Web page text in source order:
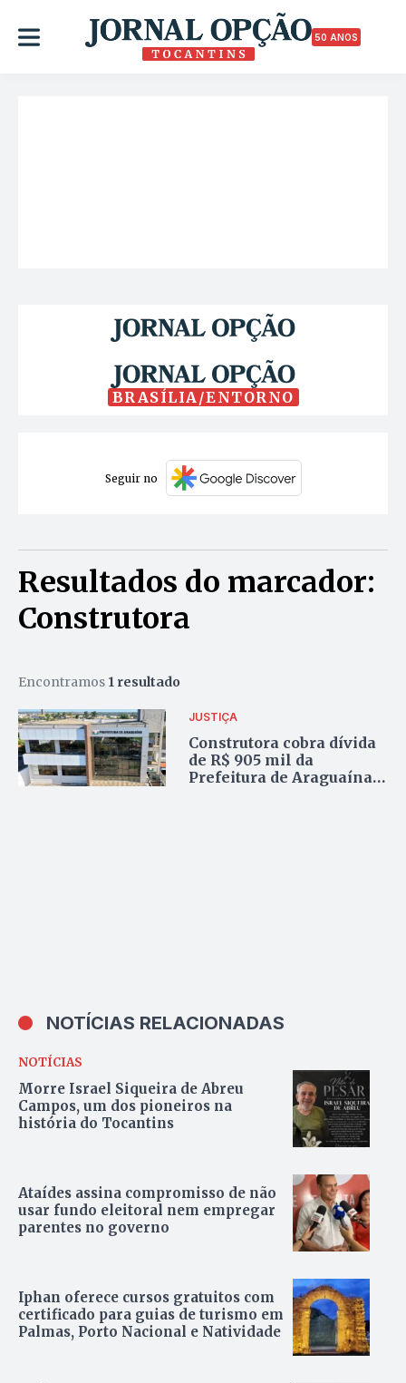
50 ANOS
BRASÍLIA/ENTORNO
Seguir no
Resultados do marcador:
Construtora
Encontramos 1 resultado
JUSTIÇA
Construtora cobra dívida
de R$ 905 mil da
Prefeitura de Araguaína,
NOTÍCIAS RELACIONADAS
NOTÍCIAS
Morre Israel Siqueira de Abreu
Campos, um dos pioneiros na
história do Tocantins
Ataídes assina compromisso de não
usar fundo eleitoral nem empregar
parentes no governo
Iphan oferece cursos gratuitos com
certificado para guias de turismo em
Palmas, Porto Nacional e Natividade